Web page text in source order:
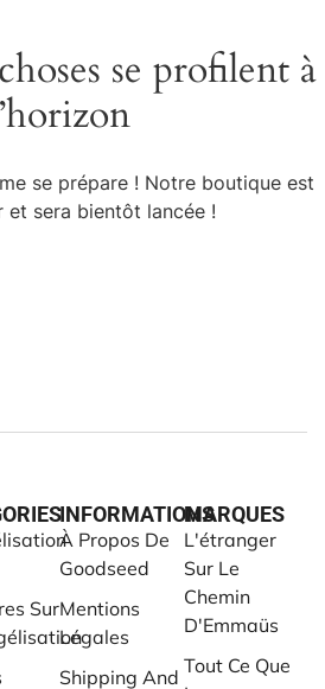
se profilent à
se prépare ! Notre boutique est
et sera bientôt lancée !
Sur
INFORMATIONS
À Propos De
Goodseed
Mentions
Légales
Shipping And
MARQUES
L'étranger
Sur Le
Chemin
D'Emmaüs
Tout Ce Que